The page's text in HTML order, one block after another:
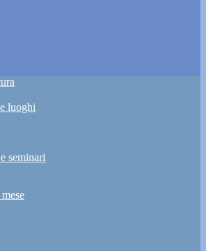
luoghi
seminari